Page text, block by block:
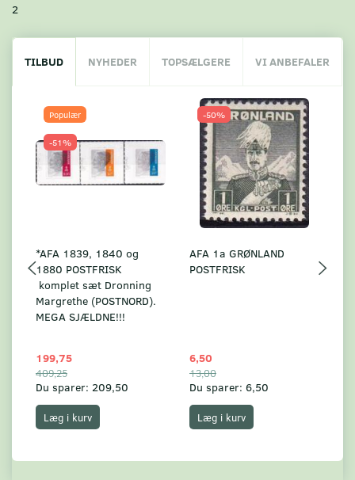
2
TILBUD NYHEDER TOPSÆLGERE VI ANBEFALER
Populær
-51%
*AFA 1839, 1840 og
1880 POSTFRISK
komplet sæt Dronning
Margrethe (POSTNORD).
MEGA SJÆLDNE!!!
199,75
409,25
Du sparer: 209,50
Læg i kurv
-50%
AFA 1a GRØNLAND
POSTFRISK
6,50
13,00
Du sparer: 6,50
Læg i kurv